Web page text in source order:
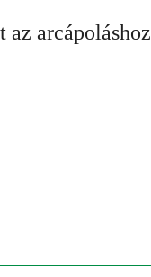
az arcápoláshoz